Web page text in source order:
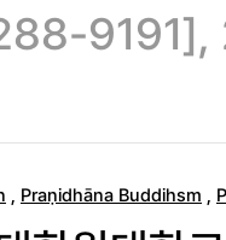
9191],
, Praṇidhāna Buddihsm ,